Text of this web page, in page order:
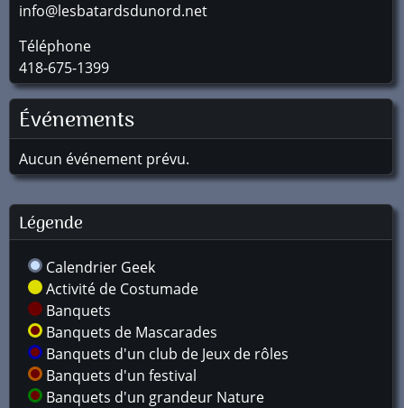
info@lesbatardsdunord.net
Téléphone
418-675-1399
Événements
Aucun événement prévu.
Légende
Calendrier Geek
Activité de Costumade
Banquets
Banquets de Mascarades
Banquets d'un club de Jeux de rôles
Banquets d'un festival
Banquets d'un grandeur Nature